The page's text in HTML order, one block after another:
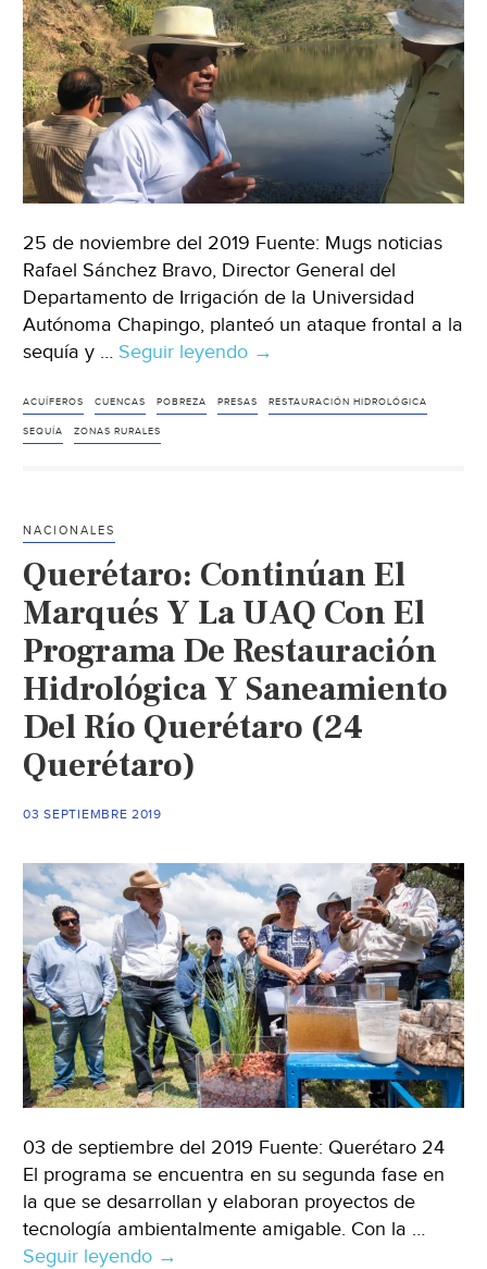
25 de noviembre del 2019 Fuente: Mugs noticias
Rafael Sánchez Bravo, Director General del
Departamento de Irrigación de la Universidad
Autónoma Chapingo, planteó un ataque frontal a la
sequía y … Seguir leyendo México:
presas,
la
captación
de
agua
ne
zonas
de
→
ACUÍFEROS CUENCAS POBREZA PRESAS RESTAURACIÓN HIDROLÓGICA
SEQUÍA ZONAS RURALES
NACIONALES
Querétaro: Continúan El
Marqués Y La UAQ Con El
Programa De Restauración
Hidrológica Y Saneamiento
Del Río Querétaro (24
Querétaro)
03 SEPTIEMBRE 2019
03 de septiembre del 2019 Fuente: Querétaro 24
El programa se encuentra en su segunda fase en
la que se desarrollan y elaboran proyectos de
tecnología ambientalmente amigable. Con la …
Seguir leyendo Querétaro:
→